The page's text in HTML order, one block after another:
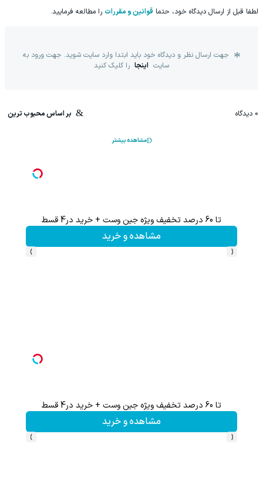
لطفا قبل از ارسال دیدگاه خود، حتما قوانین و مقررات را مطالعه فرمایید.
جهت ارسال نظر و دیدگاه خود باید ابتدا وارد سایت شوید. جهت ورود به
سایت اینجا را کلیک کنید
0 دیدگاه بر اساس محبوب ترین
مشاهده بیشتر
تا 60 درصد تخفیف ویژه جین وست + خرید در4 قسط
مشاهده و خرید
‹
›
تا 60 درصد تخفیف ویژه جین وست + خرید در4 قسط
مشاهده و خرید
‹
›